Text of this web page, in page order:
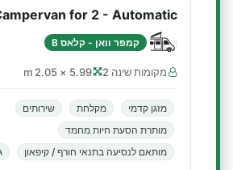
for 2 - Automatic
קמפר וואן - קלאס B
מקומות שינה 2 5.99 × 2.05 m
מזגן קדמי מקלחת
שירותים
מותרת הסעת חיות מחמד
מותאם לנסיעה בתנאי חורף / קיפאון